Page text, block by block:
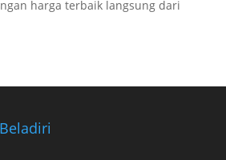
harga terbaik langsung dari